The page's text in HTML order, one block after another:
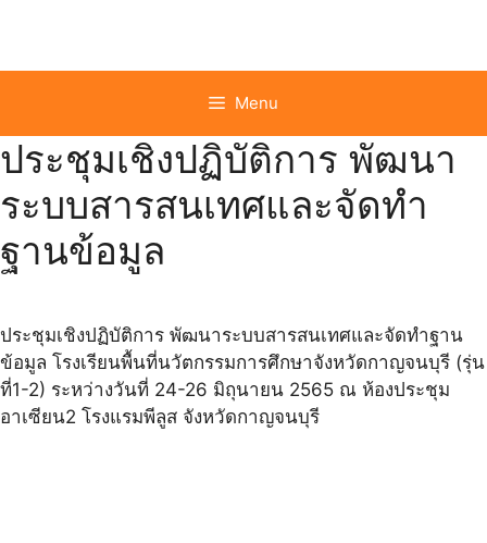
content
Menu
ประชุมเชิงปฏิบัติการ พัฒนา
ระบบสารสนเทศและจัดทำ
ฐานข้อมูล
ประชุมเชิงปฏิบัติการ พัฒนาระบบสารสนเทศและจัดทำฐาน
ข้อมูล โรงเรียนพื้นที่นวัตกรรมการศึกษาจังหวัดกาญจนบุรี (รุ่น
ที่1-2) ระหว่างวันที่ 24-26 มิถุนายน 2565 ณ ห้องประชุม
อาเซียน2 โรงแรมพีลูส จังหวัดกาญจนบุรี